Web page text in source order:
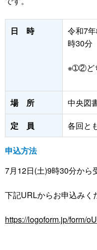
日 時
令和7
時30分
※➀②ど
場 所
中央図
定 員
各回と
申込方法
7月12日(土)9時30分から
下記URLからお申込みく
https://logoform.jp/form/